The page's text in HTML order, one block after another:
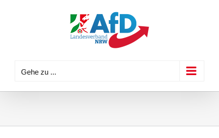
Gehe zu ...